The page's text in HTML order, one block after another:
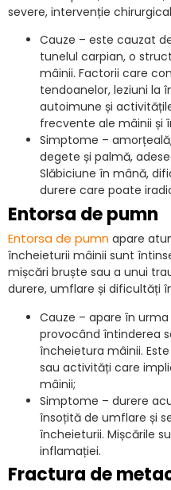
severe, intervenție
Cauze – este cauzat
tunelul carpian, o
mâinii. Factorii care
tendoanelor, leziuni la
autoimune și
frecvente ale mâinii și
Simptome –
degete și palmă,
Slăbiciune în mână,
durere care poate
Entorsa de pumn
Entorsa de pumn apare
încheieturii mâinii sunt
mișcări bruște sau a unui
durere, umflare și dificultăți
Cauze – apare în
provocând întinderea
încheietura mâinii.
sau activități care
mâinii;
Simptome – durere
însoțită de umflare și
încheieturii. Mișcările
inflamației.
Fractura de